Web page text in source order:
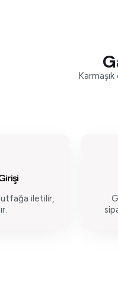
iletilir,